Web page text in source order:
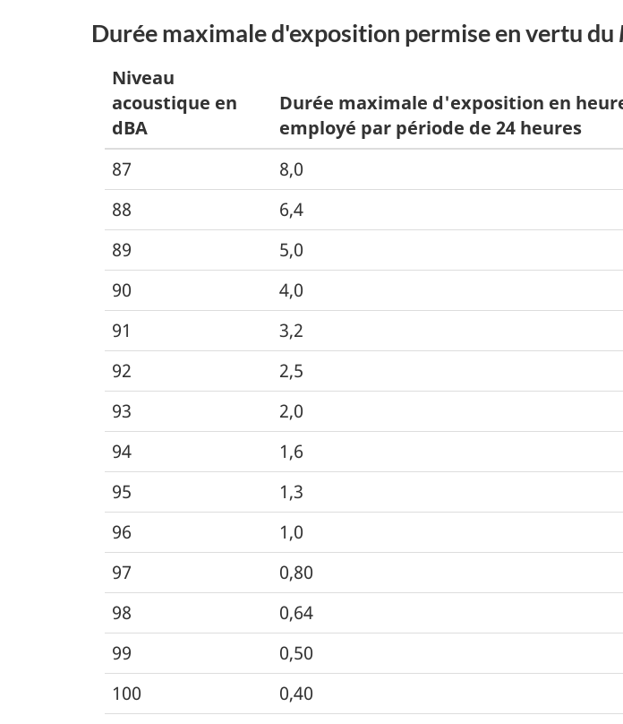
Durée maximale d'exposition permise en vertu du
Niveau
acoustique en
dBA
Durée maximale d'exposition en
employé par période de 24 heures
87
8,0
88
6,4
89
5,0
90
4,0
91
3,2
92
2,5
93
2,0
94
1,6
95
1,3
96
1,0
97
0,80
98
0,64
99
0,50
100
0,40